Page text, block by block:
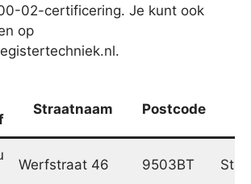
02-certificering. Je kunt ook
op
Straatnaam Postcode
Werfstraat 46 9503BT